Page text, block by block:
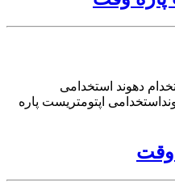
دهوند استخدامی
اپتومتریست پاره
وقت